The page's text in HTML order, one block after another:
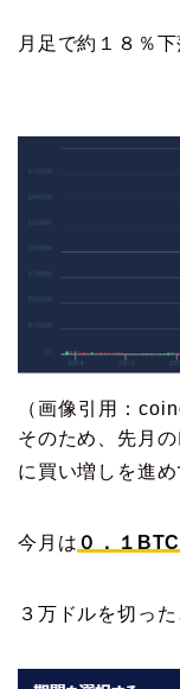
月足で約１８％
（画像引用：
そのため、先月
に買い増しを進め
今月は ０．１
３万ドルを切っ